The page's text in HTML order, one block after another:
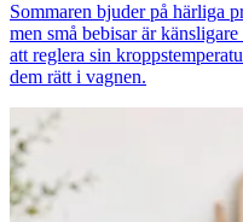
Sommaren bjuder på härliga
men små bebisar är
att reglera sin
dem rätt i vagnen.